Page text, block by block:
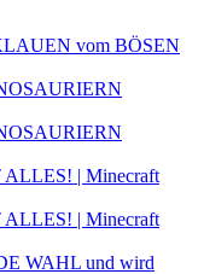
vom BÖSEN
| Minecraft
| Minecraft
WAHL und wird